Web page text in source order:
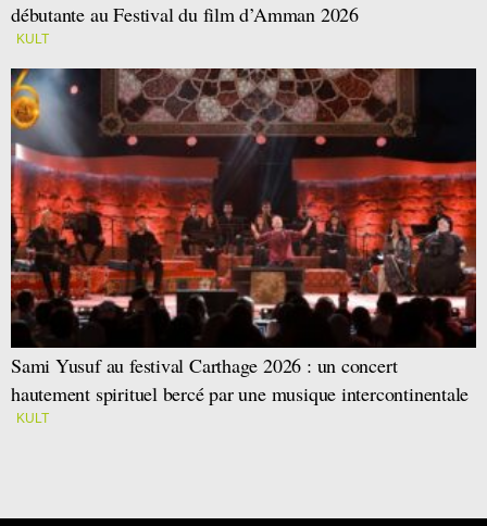
débutante au Festival du film d’Amman 2026
KULT
Sami Yusuf au festival Carthage 2026 : un concert
hautement spirituel bercé par une musique intercontinentale
KULT